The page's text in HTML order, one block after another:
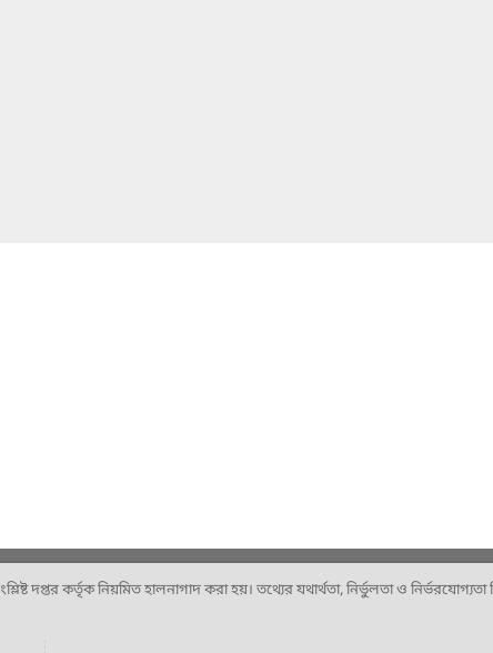
দপ্তর কর্তৃক নিয়মিত হালনাগাদ করা হয়। তথ্যের যথার্থতা, নির্ভুলতা ও নির্ভরযোগ্যতা